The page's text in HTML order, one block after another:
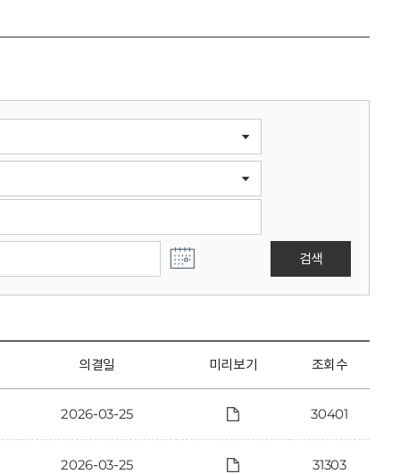
검색
의결일 미리보기 조회수
2026-03-25 30401
2026-03-25 31303